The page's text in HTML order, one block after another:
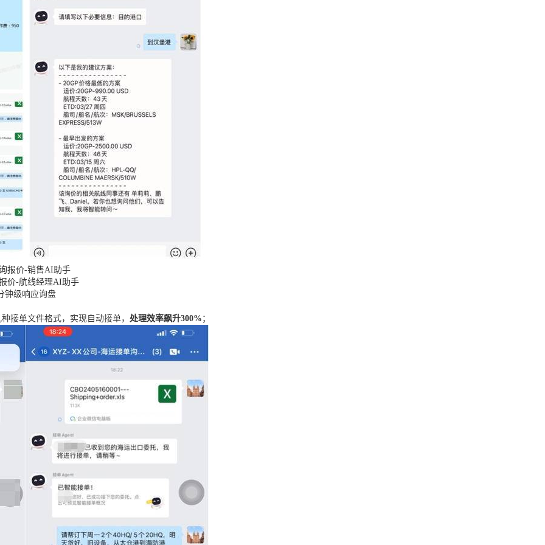
报价-销售AI助手
价-航线经理AI助手
钟级响应询盘
接单文件格式，实现自动接单， 处理效率飙升300% ；